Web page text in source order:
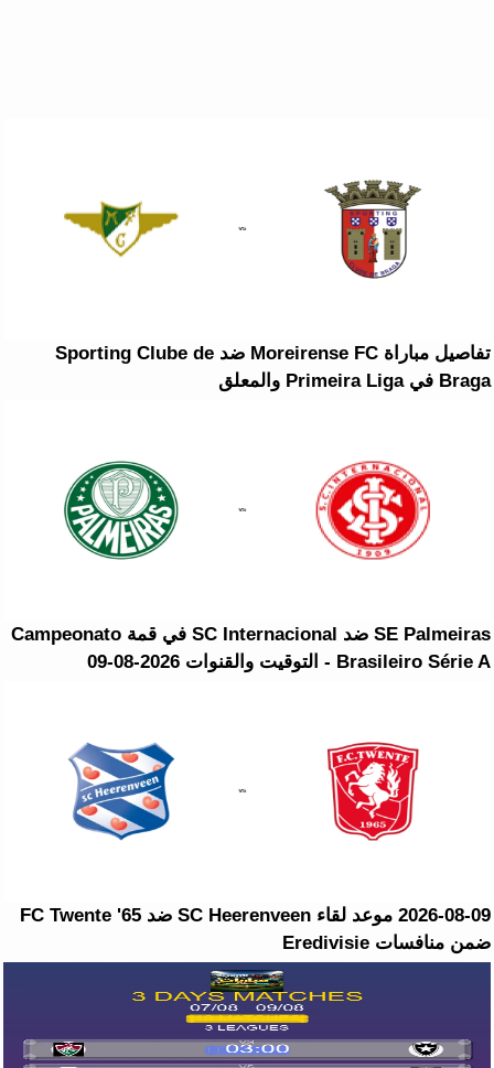
تفاصيل مباراة Moreirense FC ضد Sporting Clube de
Braga في Primeira Liga والمعلق
SE Palmeiras ضد SC Internacional في قمة Campeonato
Brasileiro Série A - التوقيت والقنوات 2026-08-09
2026-08-09 موعد لقاء SC Heerenveen ضد FC Twente '65
ضمن منافسات Eredivisie